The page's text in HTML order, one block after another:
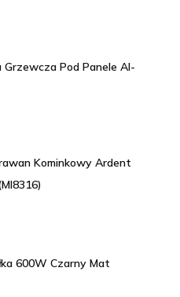
Pod Panele Al-
Kominkowy Ardent
600W Czarny Mat